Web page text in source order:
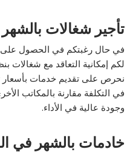
تأجير شغالات بالشهر
في حال رغبتكم في الحصول على
لكم إمكانية التعاقد مع
نحرص على تقديم خدمات بأسعار
في التكلفة مقارنة بالمكاتب
وجودة عالية في الأداء.
خادمات بالشهر في